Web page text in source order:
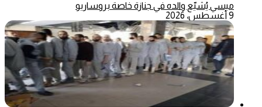
ميسي يُشيّع والده في جنازة خاصة بروساريو
9 أغسطس، 2026